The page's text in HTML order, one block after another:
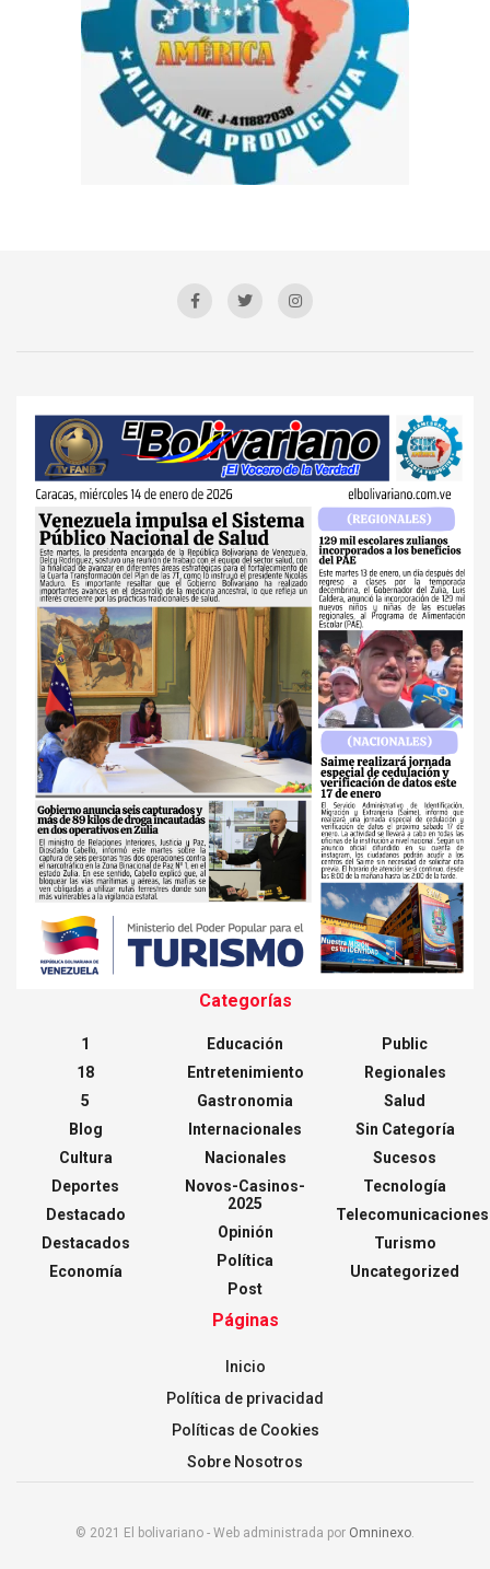
Categorías
1
18
5
Blog
Cultura
Deportes
Destacado
Destacados
Economía
Educación
Entretenimiento
Gastronomia
Internacionales
Nacionales
Novos-Casinos-
2025
Opinión
Política
Post
Public
Regionales
Salud
Sin Categoría
Sucesos
Tecnología
Telecomunicaciones
Turismo
Uncategorized
Páginas
Inicio
Política de privacidad
Políticas de Cookies
Sobre Nosotros
© 2021 El bolivariano - Web administrada por Omninexo